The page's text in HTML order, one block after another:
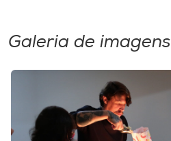
Galeria de imagens